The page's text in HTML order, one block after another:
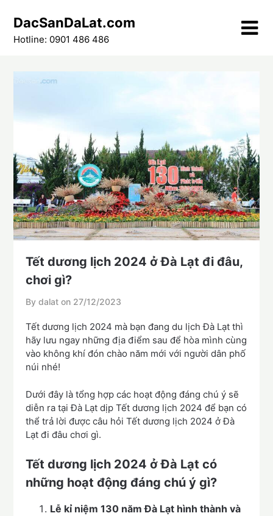
content
DacSanDaLat.com
Hotline: 0901 486 486
Tết dương lịch 2024 ở Đà Lạt đi đâu,
chơi gì?
By dalat on 27/12/2023
Tết dương lịch 2024 mà bạn đang du lịch Đà Lạt thì
hãy lưu ngay những địa điểm sau để hòa mình cùng
vào không khí đón chào năm mới với người dân phố
núi nhé!
Dưới đây là tổng hợp các hoạt động đáng chú ý sẽ
diễn ra tại Đà Lạt dịp Tết dương lịch 2024 để bạn có
thể trả lời được câu hỏi Tết dương lịch 2024 ở Đà
Lạt đi đâu chơi gì.
Tết dương lịch 2024 ở Đà Lạt có
những hoạt động đáng chú ý gì?
Lễ kỉ niệm 130 năm Đà Lạt hình thành và